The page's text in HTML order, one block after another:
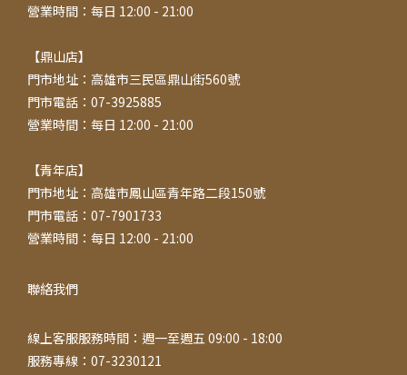
營業時間：每日 12:00 - 21:00
【鼎山店】
門市地址：高雄市三民區鼎山街560號
門市電話：07-3925885
營業時間：每日 12:00 - 21:00
【青年店】
門市地址：高雄市鳳山區青年路二段150號
門市電話：07-7901733
營業時間：每日 12:00 - 21:00
聯絡我們
線上客服服務時間：週一至週五 09:00 - 18:00
服務專線：07-3230121